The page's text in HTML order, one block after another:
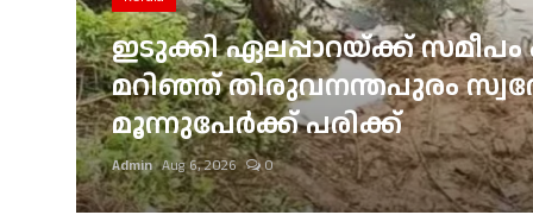
Shop Online
Education
Business
ഇടുക്കി ഏലപ്പാറയ്ക്ക് സമീപം
മറിഞ്ഞ് തിരുവനന്തപുരം
മൂന്നുപേർക്ക് പരിക്ക്
Admin Aug 6, 2026 0